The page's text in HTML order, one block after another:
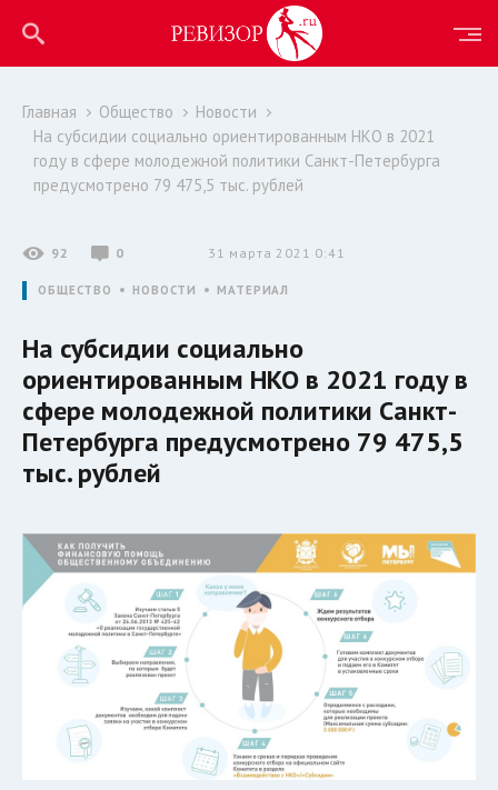
Главная Общество
Новости
На субсидии социально ориентированным НКО в 2021
году в сфере молодежной политики Санкт-Петербурга
предусмотрено 79 475,5 тыс. рублей
92 0 31 марта 2021 0:41
ОБЩЕСТВО НОВОСТИ МАТЕРИАЛ
На субсидии социально
ориентированным НКО в 2021 году в
сфере молодежной политики Санкт-
Петербурга предусмотрено 79 475,5
тыс. рублей